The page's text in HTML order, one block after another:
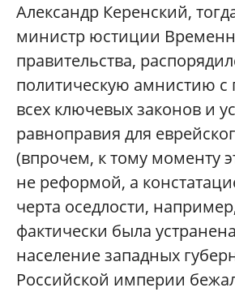
Александр Керенский,
министр юстиции
правительства,
политическую амнистию с
всех ключевых законов и
равноправия для
(впрочем, к тому моменту
не реформой, а
черта оседлости,
фактически была
население западных
Российской империи